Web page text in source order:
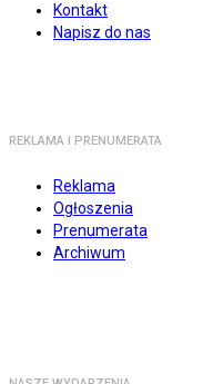
Kontakt
Napisz do nas
REKLAMA I PRENUMERATA
Reklama
Ogłoszenia
Prenumerata
Archiwum